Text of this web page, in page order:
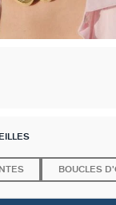
BOUCLES